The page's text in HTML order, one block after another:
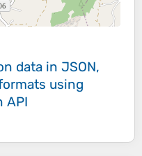
data in JSON,
using
API